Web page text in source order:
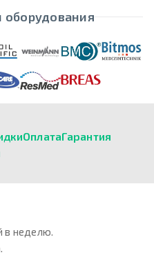
оборудования
ОплатаГарантия
в неделю.